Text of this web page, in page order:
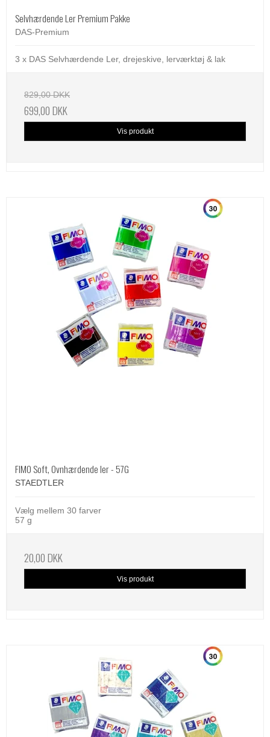
Selvhærdende Ler Premium Pakke
DAS-Premium
3 x DAS Selvhærdende Ler, drejeskive, lerværktøj & lak
829,00 DKK
699,00 DKK
Vis produkt
FIMO Soft, Ovnhærdende ler - 57G
STAEDTLER
Vælg mellem 30 farver
57 g
20,00 DKK
Vis produkt